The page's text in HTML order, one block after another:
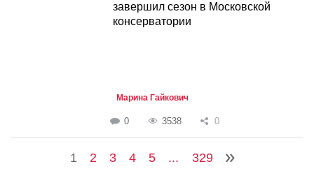
завершил сезон в Московской
консерватории
Марина Гайкович
0 3538 0
1 2 3 4 5 ... 329